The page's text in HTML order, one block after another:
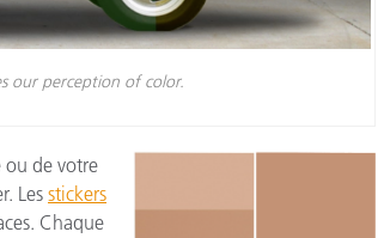
our perception of color.
ou de votre
Les stickers
Chaque